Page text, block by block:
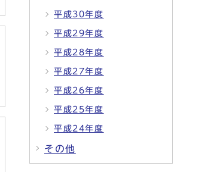
平成30年度
平成29年度
平成28年度
平成27年度
平成26年度
平成25年度
平成24年度
その他